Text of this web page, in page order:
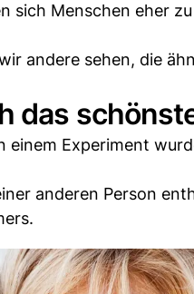
sich Menschen eher
andere sehen, die
das
einem Experiment
anderen Person